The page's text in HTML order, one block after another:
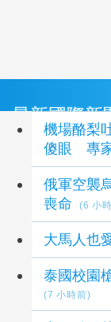
最新國際新
機場酪梨
傻眼 專
俄軍空襲
喪命
(6 小
泰國校園
(7 小時前)